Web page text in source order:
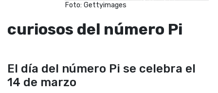
Foto: Gettyimages
curiosos del número Pi
El día del número Pi se celebra el
14 de marzo